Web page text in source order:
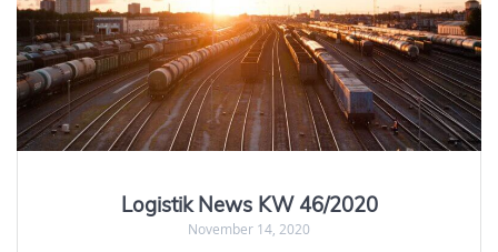
Logistik News KW 46/2020
November 14, 2020